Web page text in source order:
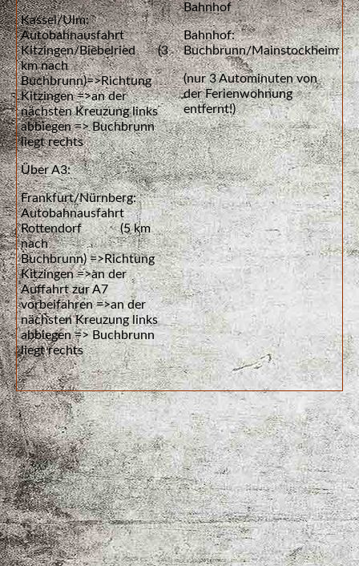
Kassel/Ulm:
Autobahnausfahrt
Kitzingen/Biebelried (3
km nach
Buchbrunn)=>Richtung
Kitzingen =>an der
nächsten Kreuzung links
abbiegen => Buchbrunn
liegt rechts
Über A3:
Frankfurt/Nürnberg:
Autobahnausfahrt
Rottendorf (5 km
nach
Buchbrunn)=>Richtung
Kitzingen =>an der
Auffahrt zur A7
vorbeifahren =>an der
nächsten Kreuzung links
abbiegen => Buchbrunn
liegt rechts
Bahnhof
Bahnhof:
Buchbrunn/Mainstockheim
(nur 3 Autominuten von
der Ferienwohnung
entfernt!)